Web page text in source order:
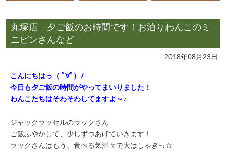
丸塚店 夕ご飯のお時間です！お泊りわんこのミ
ニピンさんなど
2018年08月23日
こんにちはっ（ ﾟ∀ﾟ）ﾉ
今日も夕ご飯の時間がやってまいりました！
わんこたちはそわそわしてますよ～♪
ジャックラッセルのラックさん
ご飯ふやかして、少しずつあげていきます！
ラックさんはもう、食べる気満々で大はしゃぎっ☆